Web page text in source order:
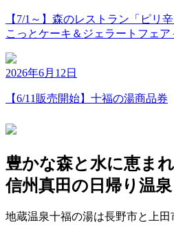
【7/1～】森のレストラン「ピリ
こっとケーキ＆ジェラートフェア
2026年6月12日
【6/11販売開始】十福の湯商品券
豊かな森と水に恵ま
信州真田の日帰り温泉
地蔵温泉十福の湯は長野市と上田